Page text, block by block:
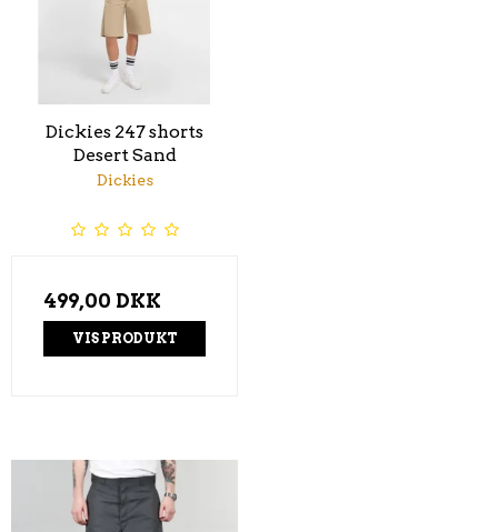
Dickies 247 shorts
Desert Sand
Dickies
499,00 DKK
VIS PRODUKT